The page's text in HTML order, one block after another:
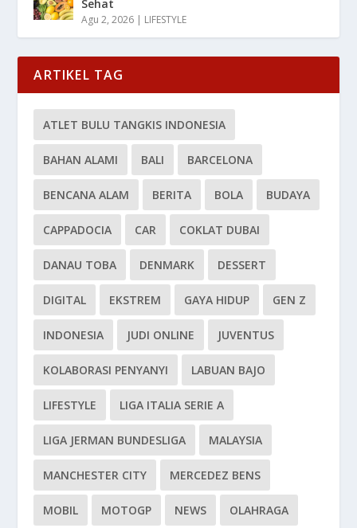
Sehat
Agu 2, 2026 | LIFESTYLE
ARTIKEL TAG
ATLET BULU TANGKIS INDONESIA
BAHAN ALAMI BALI BARCELONA
BENCANA ALAM BERITA BOLA BUDAYA
CAPPADOCIA CAR COKLAT DUBAI
DANAU TOBA DENMARK DESSERT
DIGITAL EKSTREM GAYA HIDUP GEN Z
INDONESIA JUDI ONLINE JUVENTUS
KOLABORASI PENYANYI LABUAN BAJO
LIFESTYLE LIGA ITALIA SERIE A
LIGA JERMAN BUNDESLIGA MALAYSIA
MANCHESTER CITY MERCEDEZ BENS
MOBIL MOTOGP NEWS OLAHRAGA